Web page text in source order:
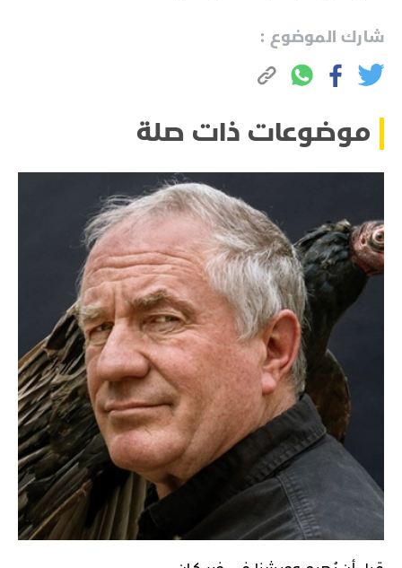
شارك الموضوع :
موضوعات ذات صلة